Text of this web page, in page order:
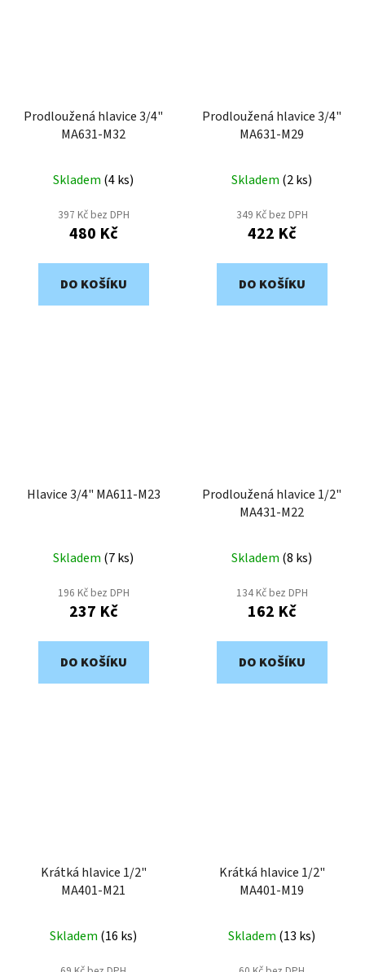
Prodloužená hlavice 3/4"
MA631-M32
Skladem (4 ks)
397 Kč bez DPH
480 Kč
DO KOŠÍKU
Prodloužená hlavice 3/4"
MA631-M29
Skladem (2 ks)
349 Kč bez DPH
422 Kč
DO KOŠÍKU
Hlavice 3/4" MA611-M23
Skladem (7 ks)
196 Kč bez DPH
237 Kč
DO KOŠÍKU
Prodloužená hlavice 1/2"
MA431-M22
Skladem (8 ks)
134 Kč bez DPH
162 Kč
DO KOŠÍKU
Krátká hlavice 1/2"
MA401-M21
Skladem (16 ks)
Krátká hlavice 1/2"
MA401-M19
Skladem (13 ks)